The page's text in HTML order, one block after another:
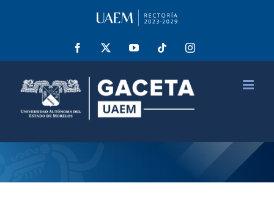
Facebook YouTube Tiktok Instagram